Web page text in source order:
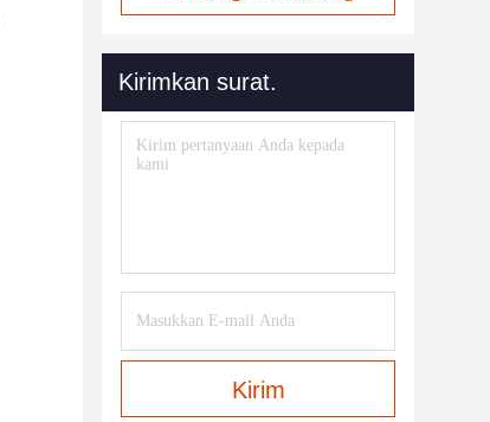
Kirimkan surat.
Kirim